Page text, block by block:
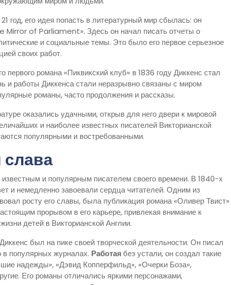
год, его идея попасть в литературный мир сбылась: он
Mirror of Parliament». Здесь он начал писать отчеты о
и социальные темы. Это было его первое серьезное
своих работ.
романа «Пиквикский клуб» в 1836 году Диккенс стал
и работы Диккенса стали неразрывно связаны с миром
романы, часто продолжения и рассказы.
оказались удачными, открыв для него двери к мировой
и наиболее известных писателей Викторианской
популярными и востребованными.
слава
и популярным писателем своего времени. В 1840-х
и немедленно завоевали сердца читателей. Одним из
росту его славы, была публикация романа «Оливер Твист»
прорывом в его карьере, привлекая внимание к
детей в Викторианской Англии.
был на пике своей творческой деятельности. Он писал
в популярных журналах. Работая без устали, он создал такие
надежды», «Дэвид Копперфильд», «Очерки Боза»,
Его романы отличались яркими персонажами,